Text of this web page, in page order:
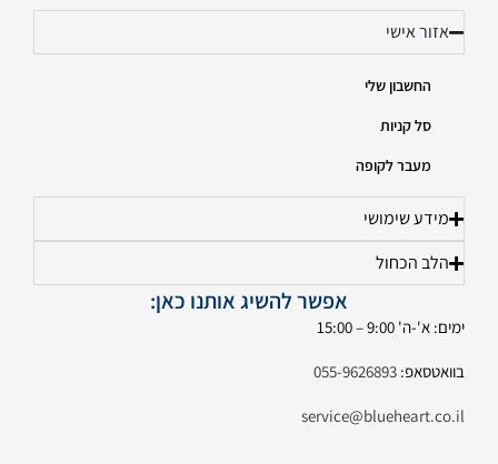
אזור אישי
החשבון שלי
סל קניות
מעבר לקופה
מידע שימושי
הלב הכחול
אפשר להשיג אותנו כאן:
ימים: א'-ה' 9:00 – 15:00
בוואטסאפ: 055-9626893
service@blueheart.co.il